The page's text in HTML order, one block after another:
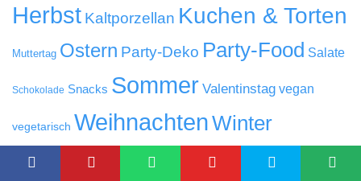
Herbst Kaltporzellan Kuchen & Torten
Muttertag Ostern Party-Deko Party-Food Salate
Schokolade Snacks Sommer Valentinstag vegan
vegetarisch WeihnachtenWinter
UNSERE LIEBLINGE